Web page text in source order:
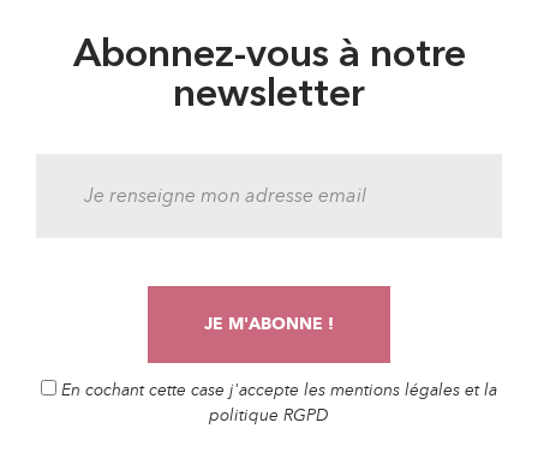
Abonnez-vous à notre
newsletter
En cochant cette case j'accepte les mentions légales et la
politique RGPD